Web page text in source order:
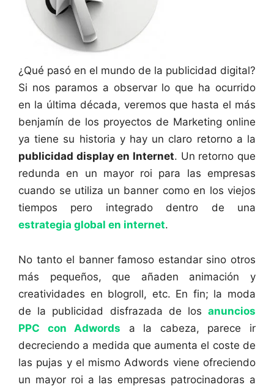
¿Qué pasó en el mundo de la publicidad digital?
Si nos paramos a observar lo que ha ocurrido
en la última década, veremos que hasta el más
benjamín de los proyectos de Marketing online
ya tiene su historia y hay un claro retorno a la
publicidad display en Internet. Un retorno que
redunda en un mayor roi para las empresas
cuando se utiliza un banner como en los viejos
tiempos pero integrado dentro de una
estrategia global en internet.
No tanto el banner famoso estandar sino otros
más pequeños, que añaden animación y
creatividades en blogroll, etc. En fin; la moda
de la publicidad disfrazada de los anuncios
PPC con Adwords a la cabeza, parece ir
decreciendo a medida que aumenta el coste de
las pujas y el mismo Adwords viene ofreciendo
un mayor roi a las empresas patrocinadoras a